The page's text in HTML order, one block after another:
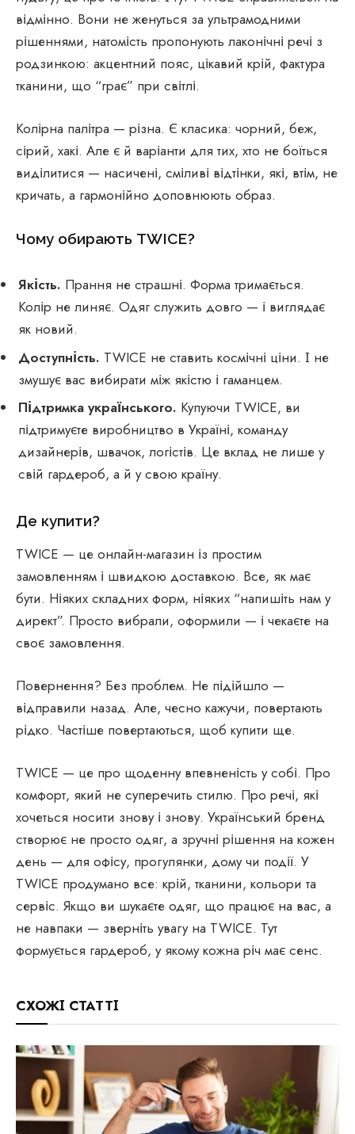
відмінно. Вони не женуться за ультрамодними
рішеннями, натомість пропонують лаконічні речі з
родзинкою: акцентний пояс, цікавий крій, фактура
тканини, що “грає” при світлі.
Колірна палітра — різна. Є класика: чорний, беж,
сірий, хакі. Але є й варіанти для тих, хто не боїться
виділитися — насичені, сміливі відтінки, які, втім, не
кричать, а гармонійно доповнюють образ.
Чому обирають TWICE?
Якість. Прання не страшні. Форма тримається.
Колір не линяє. Одяг служить довго — і виглядає
як новий.
Доступність. TWICE не ставить космічні ціни. І не
змушує вас вибирати між якістю і гаманцем.
Підтримка українського. Купуючи TWICE, ви
підтримуєте виробництво в Україні, команду
дизайнерів, швачок, логістів. Це вклад не лише у
свій гардероб, а й у свою країну.
Де купити?
TWICE — це онлайн-магазин із простим
замовленням і швидкою доставкою. Все, як має
бути. Ніяких складних форм, ніяких “напишіть нам у
директ”. Просто вибрали, оформили — і чекаєте на
своє замовлення.
Повернення? Без проблем. Не підійшло —
відправили назад. Але, чесно кажучи, повертають
рідко. Частіше повертаються, щоб купити ще.
TWICE — це про щоденну впевненість у собі. Про
комфорт, який не суперечить стилю. Про речі, які
хочеться носити знову і знову. Український бренд
створює не просто одяг, а зручні рішення на кожен
день — для офісу, прогулянки, дому чи події. У
TWICE продумано все: крій, тканини, кольори та
сервіс. Якщо ви шукаєте одяг, що працює на вас, а
не навпаки — зверніть увагу на TWICE. Тут
формується гардероб, у якому кожна річ має сенс.
СХОЖІ СТАТТІ